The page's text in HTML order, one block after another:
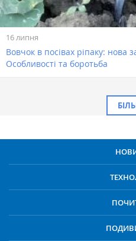
16 липня
Вовчок в посівах ріпаку: нова
Особливості та боротьба